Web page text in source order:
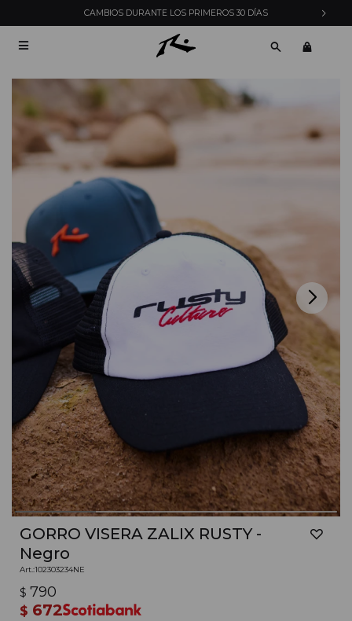
CAMBIOS DURANTE LOS PRIMEROS 30 DÍAS

GORRO VISERA ZALIX RUSTY -
Negro
102303234NE
$ 790
$ 672